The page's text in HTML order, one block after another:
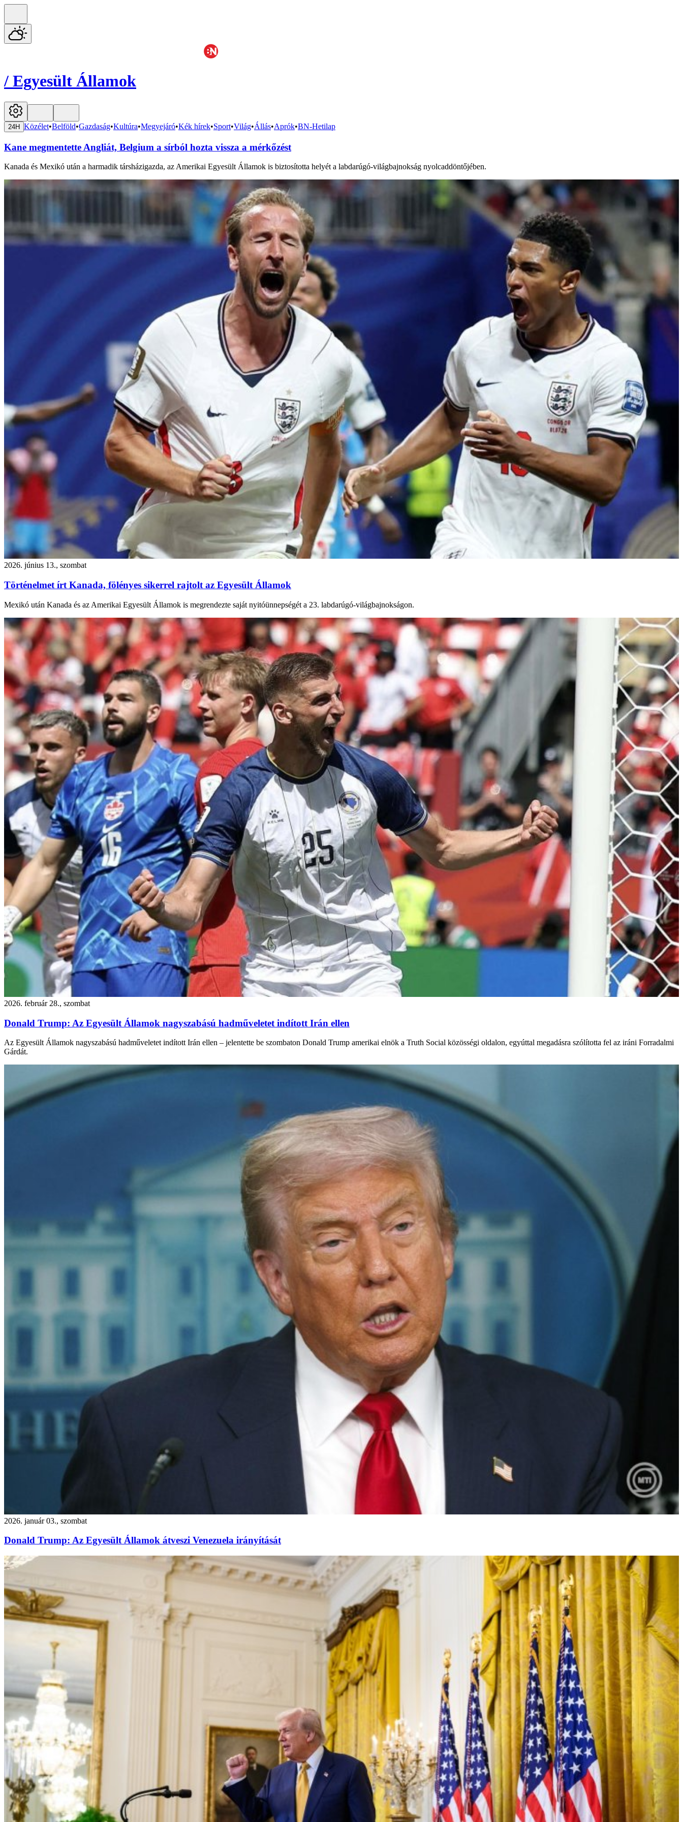
/ Egyesült Államok
24H Közélet•Belföld•Gazdaság•Kultúra•Megyejáró•Kék hírek•Sport•Világ•Állás•Aprók•BN-Hetilap
Kane megmentette Angliát, Belgium a sírból hozta vissza a mérkőzést
Kanada és Mexikó után a harmadik társházigazda, az Amerikai Egyesült Államok is biztosította helyét a labdarúgó-világbajnokság nyolcaddöntőjében.
2026. június 13., szombat
Történelmet írt Kanada, fölényes sikerrel rajtolt az Egyesült Államok
Mexikó után Kanada és az Amerikai Egyesült Államok is megrendezte saját nyitóünnepségét a 23. labdarúgó-világbajnokságon.
2026. február 28., szombat
Donald Trump: Az Egyesült Államok nagyszabású hadműveletet indított Irán ellen
Az Egyesült Államok nagyszabású hadműveletet indított Irán ellen – jelentette be szombaton Donald Trump amerikai elnök a Truth Social közösségi oldalon, egyúttal megadásra szólította fel az iráni Forradalmi
Gárdát.
2026. január 03., szombat
Donald Trump: Az Egyesült Államok átveszi Venezuela irányítását